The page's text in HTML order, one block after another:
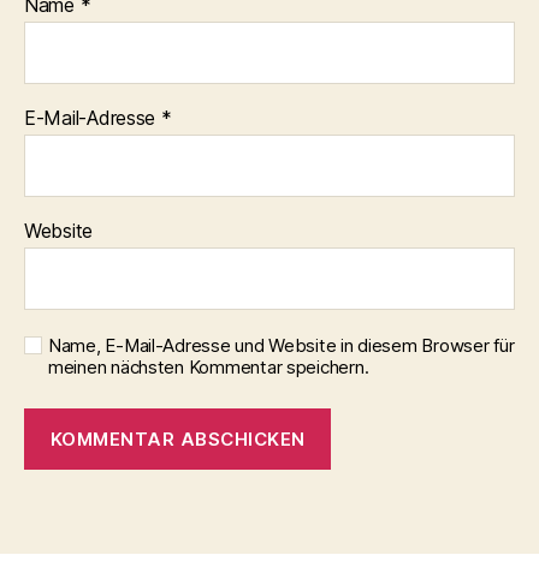
Name *
E-Mail-Adresse *
Website
Name, E-Mail-Adresse und Website in diesem Browser für
meinen nächsten Kommentar speichern.